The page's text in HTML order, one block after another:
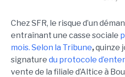
Chez SFR, le risque d’un
entraînant une casse sociale
mois. Selon la Tribune,quinze
signature du protocole
vente de la filiale d’Altice à